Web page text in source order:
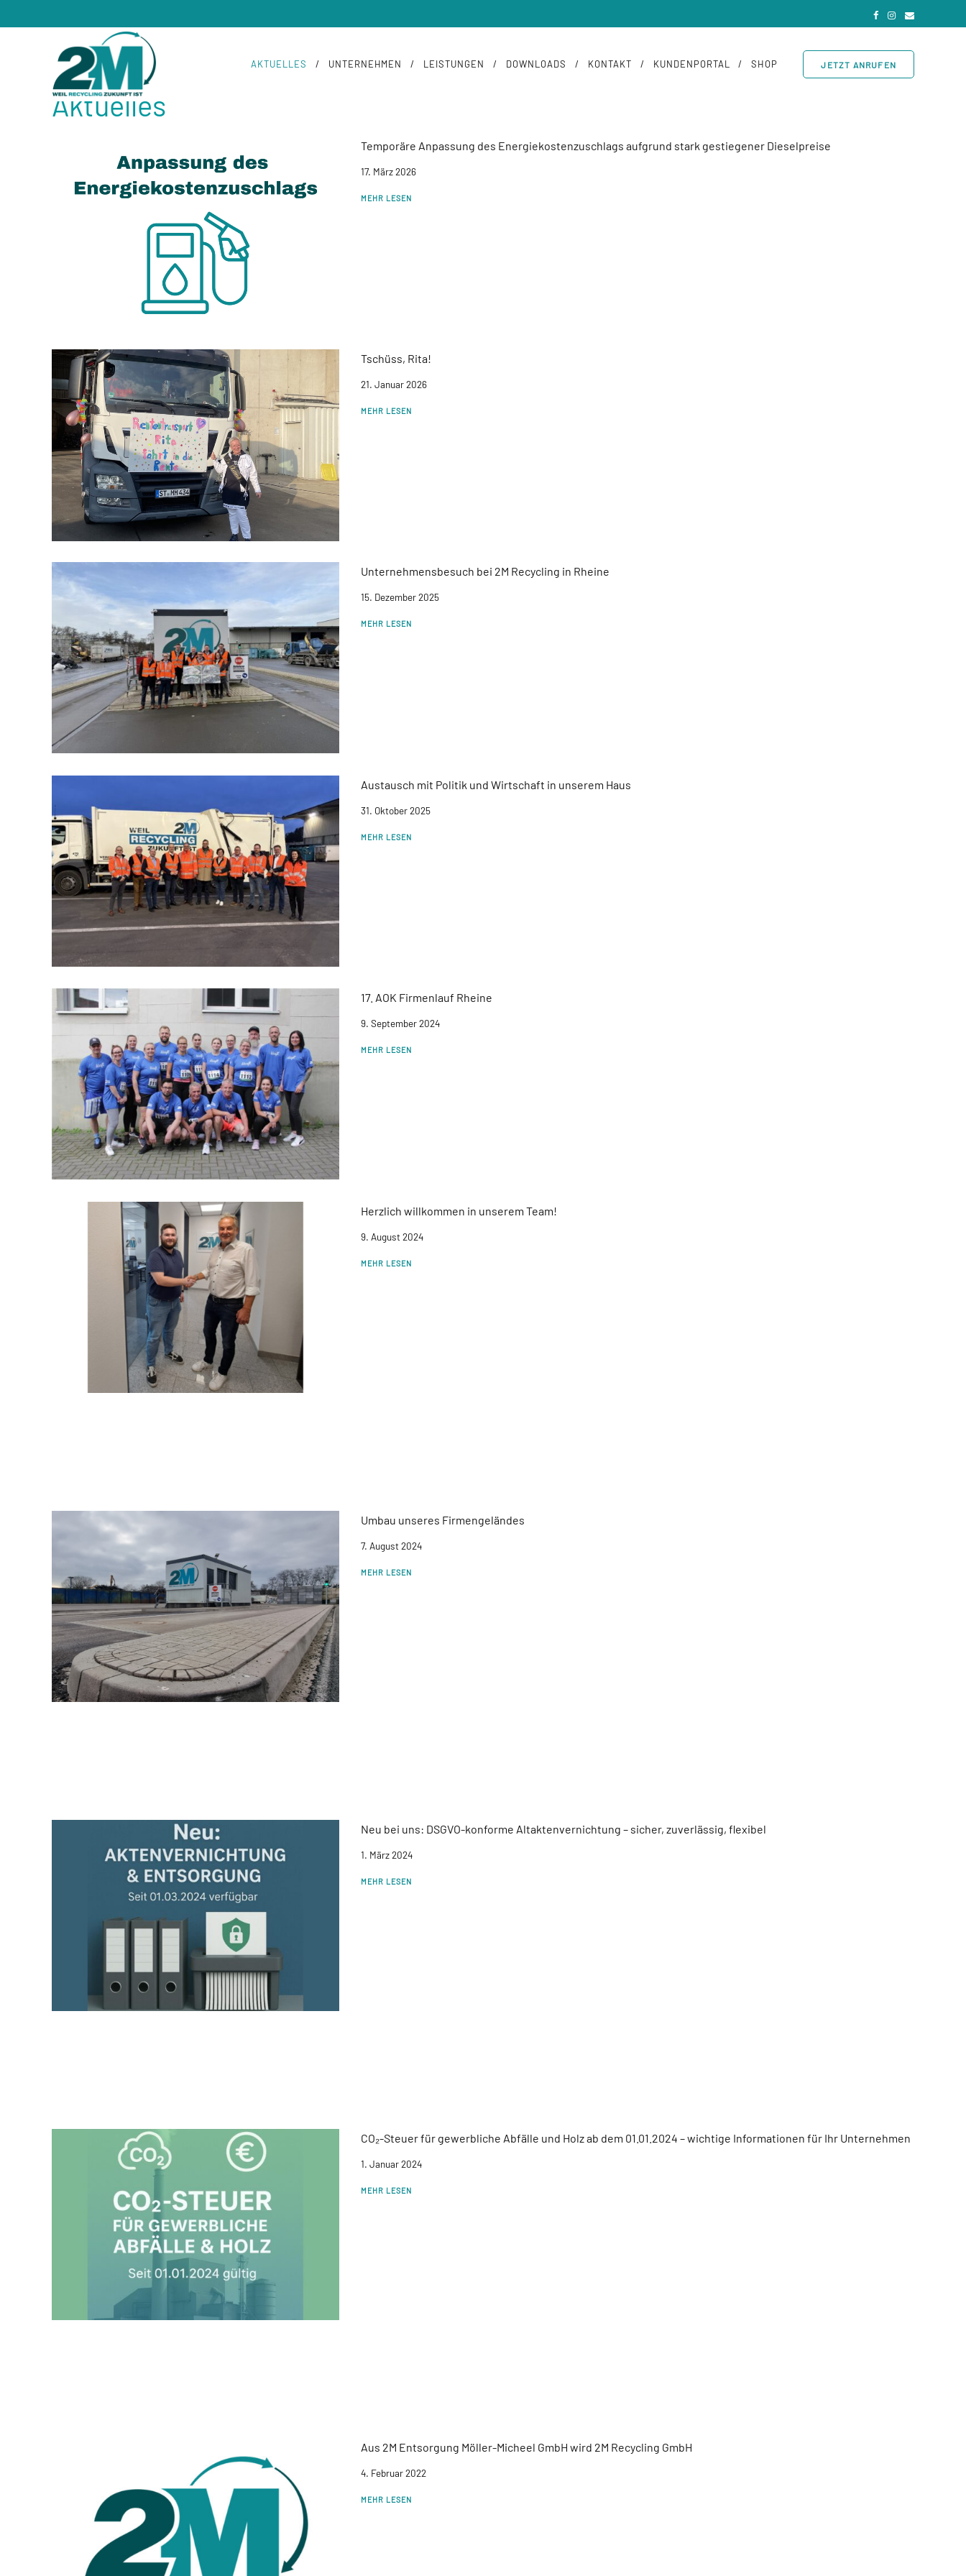
JETZT ANRUFEN
AKTUELLES UNTERNEHMEN LEISTUNGEN DOWNLOADS KONTAKT KUNDENPORTAL SHOP
/ALLE NEWS AUF EINEN BLICK
Aktuelles
Temporäre Anpassung des Energiekostenzuschlags aufgrund stark gestiegener Dieselpreise
17. März 2026
MEHR LESEN
Tschüss, Rita!
21. Januar 2026
MEHR LESEN
Unternehmensbesuch bei 2M Recycling in Rheine
15. Dezember 2025
MEHR LESEN
Austausch mit Politik und Wirtschaft in unserem Haus
31. Oktober 2025
MEHR LESEN
17. AOK Firmenlauf Rheine
9. September 2024
MEHR LESEN
Herzlich willkommen in unserem Team!
9. August 2024
MEHR LESEN
Umbau unseres Firmengeländes
7. August 2024
MEHR LESEN
Neu bei uns: DSGVO-konforme Altaktenvernichtung – sicher, zuverlässig, flexibel
1. März 2024
MEHR LESEN
CO₂-Steuer für gewerbliche Abfälle und Holz ab dem 01.01.2024 – wichtige Informationen für Ihr Unternehmen
1. Januar 2024
MEHR LESEN
Aus 2M Entsorgung Möller-Micheel GmbH wird 2M Recycling GmbH
4. Februar 2022
MEHR LESEN